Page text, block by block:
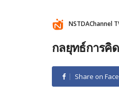
NSTDAChannel
กลยุทธ์การคิ
Share on